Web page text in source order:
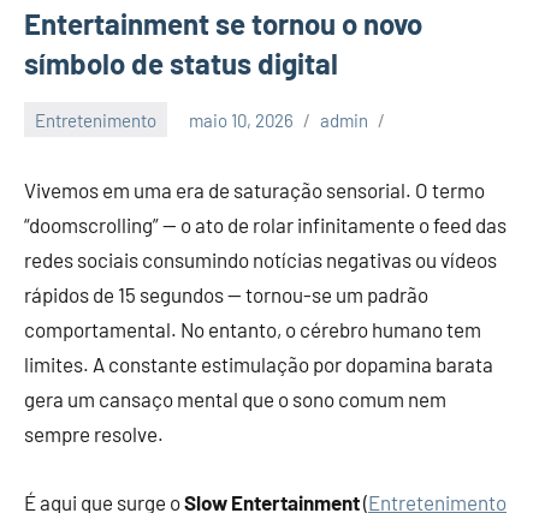
Entertainment se tornou o novo
símbolo de status digital
Entretenimento maio 10, 2026 admin
Vivemos em uma era de saturação sensorial. O termo
“doomscrolling” — o ato de rolar infinitamente o feed das
redes sociais consumindo notícias negativas ou vídeos
rápidos de 15 segundos — tornou-se um padrão
comportamental. No entanto, o cérebro humano tem
limites. A constante estimulação por dopamina barata
gera um cansaço mental que o sono comum nem
sempre resolve.
É aqui que surge oSlow Entertainment(Entretenimento